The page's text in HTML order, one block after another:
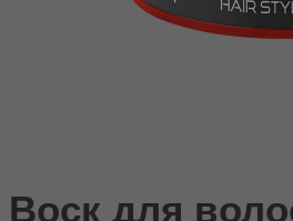
Воск для